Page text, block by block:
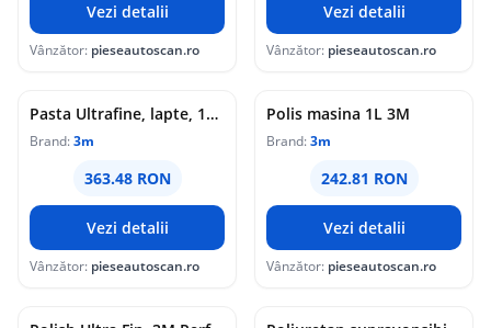
Vezi detalii
Vânzător: pieseautoscan.ro
Vezi detalii
Vânzător: pieseautoscan.ro
Pasta Ultrafine, lapte, 1000ml, indepartare urme
Brand:3m
363.48 RON
Vezi detalii
Vânzător: pieseautoscan.ro
Polis masina 1L 3M
Brand:3m
242.81 RON
Vezi detalii
Vânzător: pieseautoscan.ro